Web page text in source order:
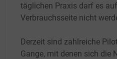
täglichen Praxis darf es
Verbrauchsseite nicht
Derzeit sind zahlreiche
Gange, mit denen sich die